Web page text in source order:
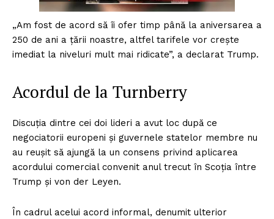
„Am fost de acord să îi ofer timp până la aniversarea a
250 de ani a țării noastre, altfel tarifele vor crește
imediat la niveluri mult mai ridicate”, a declarat Trump.
Acordul de la Turnberry
Discuția dintre cei doi lideri a avut loc după ce
negociatorii europeni și guvernele statelor membre nu
au reușit să ajungă la un consens privind aplicarea
acordului comercial convenit anul trecut în Scoția între
Trump și von der Leyen.
În cadrul acelui acord informal, denumit ulterior